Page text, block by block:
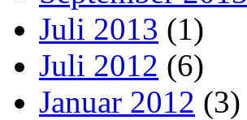
Juli 2013 (1)
Juli 2012 (6)
Januar 2012 (3)